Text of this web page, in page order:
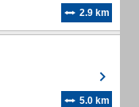
2.9 km
5.0 km